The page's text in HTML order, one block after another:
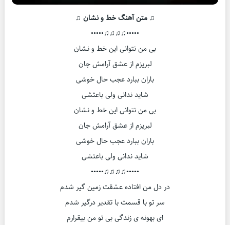
♫ متن آهنگ خط و نشان ♫
•••••♫♫♫♫•••••
بی من نتوانی این خط و نشان
لبریزم از عشق آرامش جان
باران ببارد عجب حال خوشی
شاید ندانی ولی باعثشی
بی من نتوانی این خط و نشان
لبریزم از عشق آرامش جان
باران ببارد عجب حال خوشی
شاید ندانی ولی باعثشی
•••••♫♫♫♫•••••
در دل من افتاده عشقت زمین گیر شدم
سر تو با قسمت با تقدیر درگیر شدم
ای بهونه ی زندگی بی تو من بیقرارم